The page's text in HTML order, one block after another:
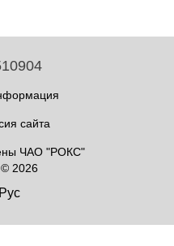
сайта
ЧАО "РОКС"
2026
Рус